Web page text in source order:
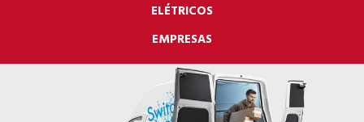
ELÉTRICOS
EMPRESAS